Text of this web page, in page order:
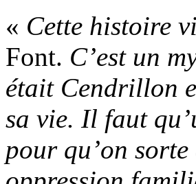
« Cette histoire
Font. C’est un
était Cendrillon
sa vie. Il faut
pour qu’on